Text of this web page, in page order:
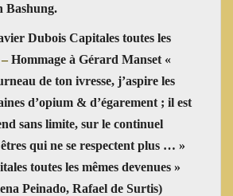
Bashung.
Dubois Capitales toutes les
–Hommage à Gérard Manset «
de ton ivresse, j’aspire les
d’opium & d’égarement ; il est
sans limite, sur le continuel
qui ne se respectent plus … »
toutes les mêmes devenues »
Peinado, Rafael de Surtis)